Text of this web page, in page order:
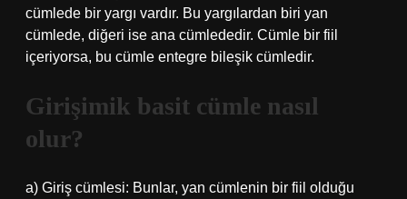
cümlede bir yargı vardır. Bu yargılardan biri yan
cümlede, diğeri ise ana cümlededir. Cümle bir fiil
içeriyorsa, bu cümle entegre bileşik cümledir.
Girişimik basit cümle nasıl
olur?
a) Giriş cümlesi: Bunlar, yan cümlenin bir fiil olduğu